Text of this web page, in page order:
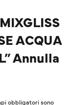
ACQUA
Annulla
obbligatori sono